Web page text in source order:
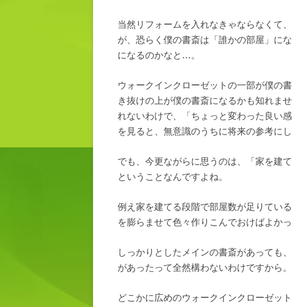
当然リフォームを入れなきゃならなくて
が、恐らく僕の書斎は「誰かの部屋」に
になるのかなと…。
ウォークインクローゼットの一部が僕の
き抜けの上が僕の書斎になるかも知れま
れないわけで、「ちょっと変わった良い
を見ると、無意識のうちに将来の参考に
でも、今更ながらに思うのは、「家を建
ということなんですよね。
例え家を建てる段階で部屋数が足りてい
を膨らませて色々作りこんでおけばよかっ
しっかりとしたメインの書斎があっても
があったって全然構わないわけですから。
どこかに広めのウォークインクローゼッ